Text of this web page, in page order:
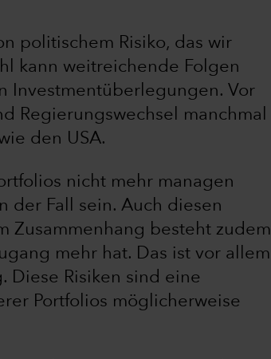
politischem Risiko, das wir
kann weitreichende Folgen
Investmentüberlegungen. Vor
Regierungswechsel manchmal
den USA.
nicht mehr managen
der Fall sein. Auch diesen
Zusammenhang besteht zudem
mehr hat. Das ist vor allem
Diese Risiken sind eine
Portfolios möglicherweise